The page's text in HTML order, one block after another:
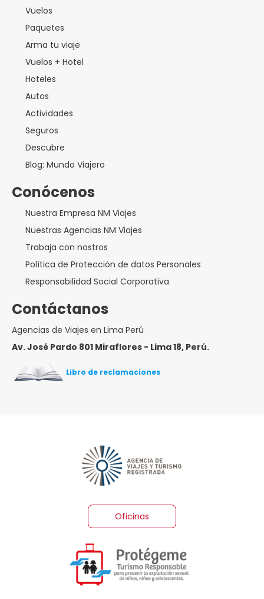
Vuelos
Paquetes
Arma tu viaje
Vuelos + Hotel
Hoteles
Autos
Actividades
Seguros
Descubre
Blog: Mundo Viajero
Conócenos
Nuestra Empresa NM Viajes
Nuestras Agencias NM Viajes
Trabaja con nostros
Política de Protección de datos Personales
Responsabilidad Social Corporativa
Contáctanos
Agencias de Viajes en Lima Perú
Av. José Pardo 801 Miraflores - Lima 18, Perú.
Libro de reclamaciones
Oficinas